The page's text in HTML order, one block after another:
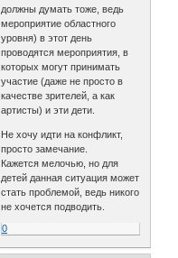
должны думать тоже, ведь
мероприятие областного
уровня) в этот день
проводятся мероприятия, в
которых могут принимать
участие (даже не просто в
качестве зрителей, а как
артисты) и эти дети.
Не хочу идти на конфликт,
просто замечание.
Кажется мелочью, но для
детей данная ситуация может
стать проблемой, ведь никого
не хочется подводить.
0